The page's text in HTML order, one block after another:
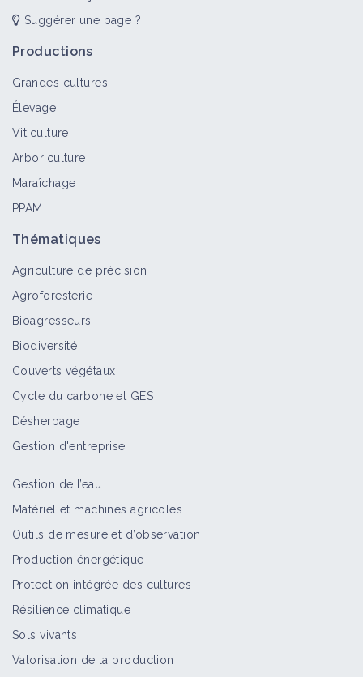
Suggérer une page ?
Productions
Grandes cultures
Élevage
Viticulture
Arboriculture
Maraîchage
PPAM
Thématiques
Agriculture de précision
Agroforesterie
Bioagresseurs
Biodiversité
Couverts végétaux
Cycle du carbone et GES
Désherbage
Gestion d'entreprise
Gestion de l’eau
Matériel et machines agricoles
Outils de mesure et d’observation
Production énergétique
Protection intégrée des cultures
Résilience climatique
Sols vivants
Valorisation de la production